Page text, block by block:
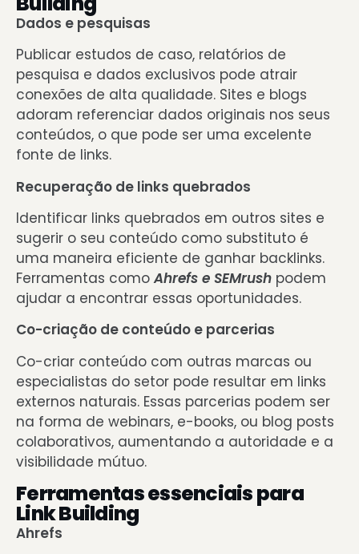
Dados e pesquisas
Publicar estudos de caso, relatórios de
pesquisa e dados exclusivos pode atrair
conexões de alta qualidade. Sites e blogs
adoram referenciar dados originais nos seus
conteúdos, o que pode ser uma excelente
fonte de links.
Recuperação de links quebrados
Identificar links quebrados em outros sites e
sugerir o seu conteúdo como substituto é
uma maneira eficiente de ganhar backlinks.
Ferramentas comoAhrefs e SEMrush podem
ajudar a encontrar essas oportunidades.
Co-criação de conteúdo e parcerias
Co-criar conteúdo com outras marcas ou
especialistas do setor pode resultar em links
externos naturais. Essas parcerias podem ser
na forma de webinars, e-books, ou blog posts
colaborativos, aumentando a autoridade e a
visibilidade mútuo.
Ferramentas essenciais para
Link Building
Ahrefs